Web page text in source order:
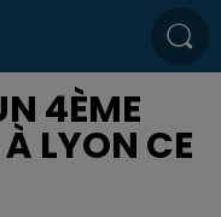
4ÈME
LYON CE